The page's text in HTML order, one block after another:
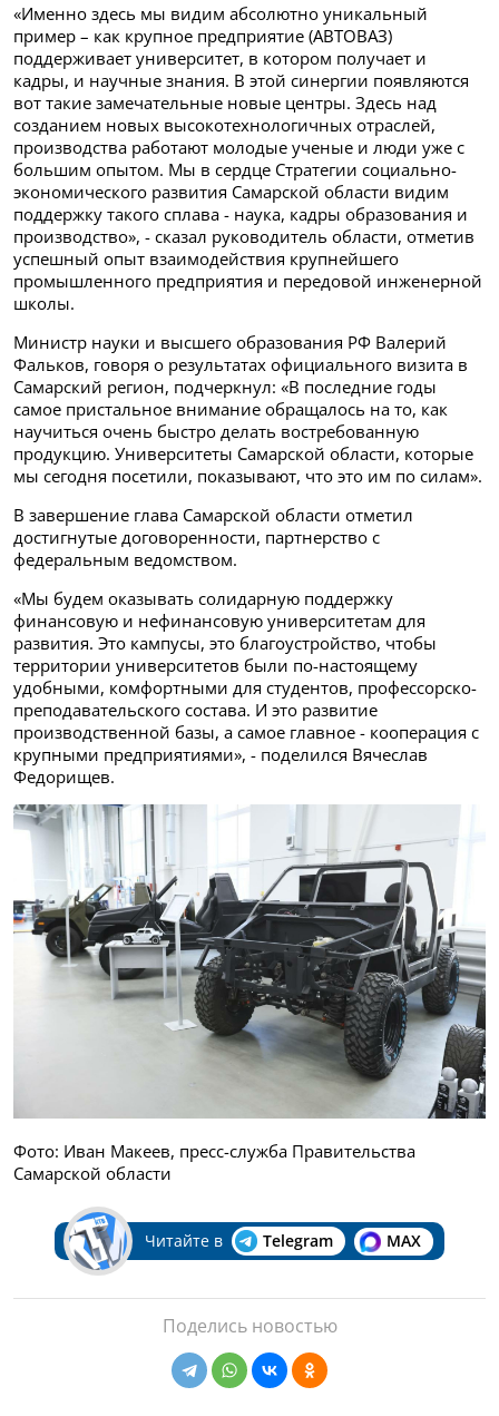
«Именно здесь мы видим абсолютно уникальный
пример – как крупное предприятие (АВТОВАЗ)
поддерживает университет, в котором получает и
кадры, и научные знания. В этой синергии появляются
вот такие замечательные новые центры. Здесь над
созданием новых высокотехнологичных отраслей,
производства работают молодые ученые и люди уже с
большим опытом. Мы в сердце Стратегии социально-
экономического развития Самарской области видим
поддержку такого сплава - наука, кадры образования и
производство», - сказал руководитель области, отметив
успешный опыт взаимодействия крупнейшего
промышленного предприятия и передовой инженерной
школы.
Министр науки и высшего образования РФ Валерий
Фальков, говоря о результатах официального визита в
Самарский регион, подчеркнул: «В последние годы
самое пристальное внимание обращалось на то, как
научиться очень быстро делать востребованную
продукцию. Университеты Самарской области, которые
мы сегодня посетили, показывают, что это им по силам».
В завершение глава Самарской области отметил
достигнутые договоренности, партнерство с
федеральным ведомством.
«Мы будем оказывать солидарную поддержку
финансовую и нефинансовую университетам для
развития. Это кампусы, это благоустройство, чтобы
территории университетов были по-настоящему
удобными, комфортными для студентов, профессорско-
преподавательского состава. И это развитие
производственной базы, а самое главное - кооперация с
крупными предприятиями», - поделился Вячеслав
Федорищев.
Фото: Иван Макеев, пресс-служба Правительства
Самарской области
Читайте в Telegram MAX
Поделись новостью